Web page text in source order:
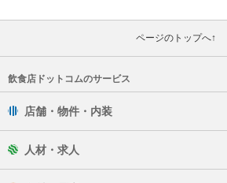
ページのトップへ↑
飲食店ドットコムのサービス
店舗・物件・内装
人材・求人